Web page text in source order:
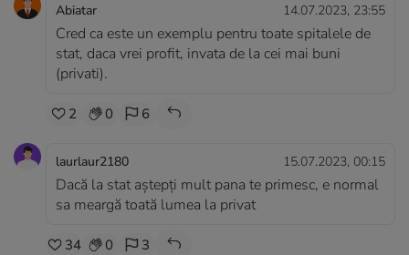
Abiatar 14.07.2023, 23:55
Cred ca este un exemplu pentru toate spitalele de
stat, daca vrei profit, invata de la cei mai buni
(privati).
2 0 6
laurlaur2180 15.07.2023, 00:15
Dacă la stat aștepți mult pana te primesc, e normal
sa meargă toată lumea la privat
34 0 3